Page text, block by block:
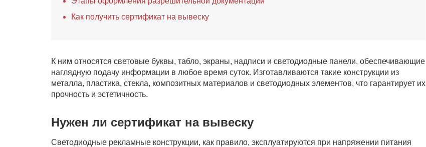
Как получить сертификат на вывеску
К ним относятся световые буквы, табло, экраны, надписи и светодиодные панели, обеспечивающие
наглядную подачу информации в любое время суток. Изготавливаются такие конструкции из
металла, пластика, стекла, композитных материалов и светодиодных элементов, что гарантирует их
прочность и эстетичность.
Нужен ли сертификат на вывеску
Светодиодные рекламные конструкции, как правило, эксплуатируются при напряжении питания